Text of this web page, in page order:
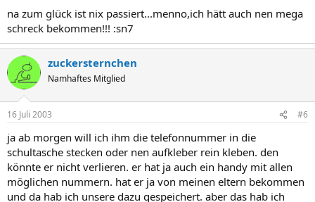
na zum glück ist nix passiert...menno,ich hätt auch nen mega
schreck bekommen!!! :sn7
zuckersternchen
Namhaftes Mitglied
16 Juli 2003 #6
ja ab morgen will ich ihm die telefonnummer in die
schultasche stecken oder nen aufkleber rein kleben. den
könnte er nicht verlieren. er hat ja auch ein handy mit allen
möglichen nummern. hat er ja von meinen eltern bekommen
und da hab ich unsere dazu gespeichert. aber das hab ich